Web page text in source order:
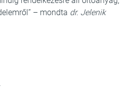
– mondta dr. Jelenik